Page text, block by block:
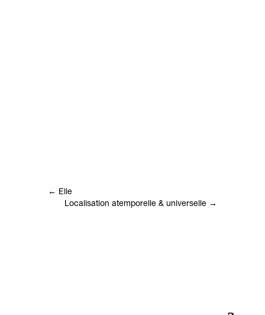
← Elle
Localisation atemporelle & universelle →